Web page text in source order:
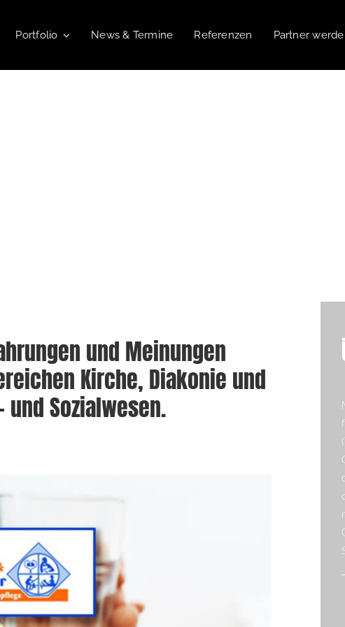
Portfolio News & Termine Referenzen Partner
und Meinungen
Kirche, Diakonie und
Sozialwesen.